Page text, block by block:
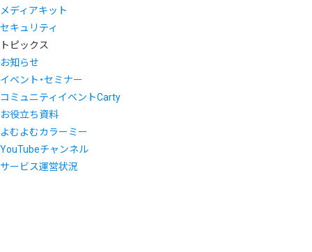
メディアキット
セキュリティ
トピックス
お知らせ
イベント・セミナー
コミュニティイベントCarty
お役立ち資料
よむよむカラーミー
YouTubeチャンネル
サービス運営状況